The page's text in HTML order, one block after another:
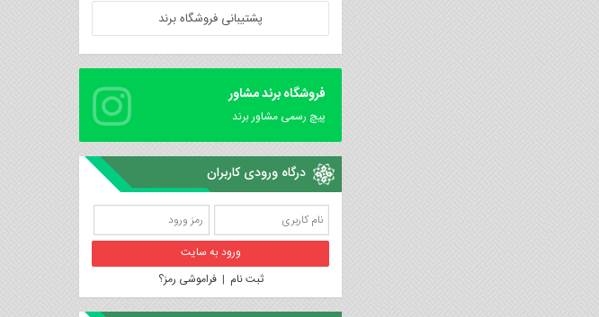
پشتیبانی فروشگاه برند
فروشگاه برند مشاور
پیچ رسمی مشاور برند
درگاه ورودی کاربران
ثبت نام |فراموشی رمز؟